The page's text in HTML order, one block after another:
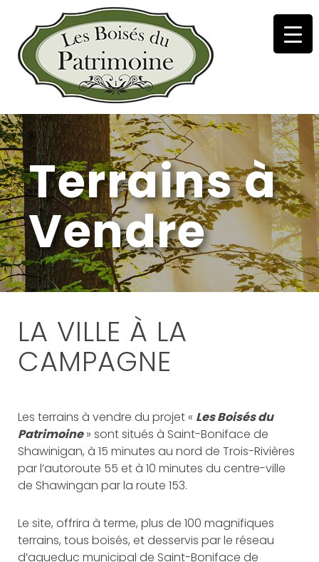
Terrains à
Vendre
LA VILLE À LA
CAMPAGNE
Les terrains à vendre du projet « Les Boisés du
Patrimoine» sont situés à Saint-Boniface de
Shawinigan, à 15 minutes au nord de Trois-Rivières
par l’autoroute 55 et à 10 minutes du centre-ville
de Shawingan par la route 153.
Le site, offrira à terme, plus de 100 magnifiques
terrains, tous boisés, et desservis par le réseau
d’aqueduc municipal de Saint-Boniface de